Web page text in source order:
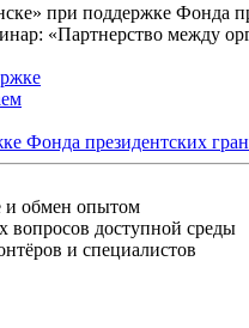
при поддержке Фонда
«Партнерство между
Фонда президентских
и обмен опытом
вопросов доступной среды
и специалистов